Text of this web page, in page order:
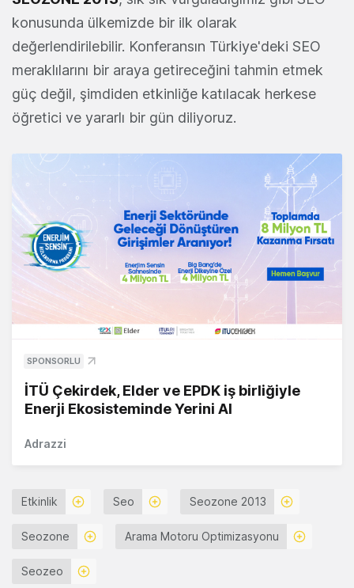
konusunda ülkemizde bir ilk olarak
değerlendirilebilir. Konferansın Türkiye'deki SEO
meraklılarını bir araya getireceğini tahmin etmek
güç değil, şimdiden etkinliğe katılacak herkese
öğretici ve yararlı bir gün diliyoruz.
SPONSORLU
İTÜ Çekirdek, Elder ve EPDK iş birliğiyle
Enerji Ekosisteminde Yerini Al
Adrazzi
Etkinlik Seo Seozone 2013
Seozone Arama Motoru Optimizasyonu
Seozeo